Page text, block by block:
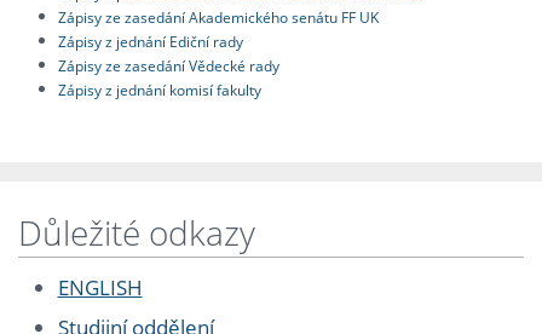
Zápisy ze zasedání Akademického senátu FF UK
Zápisy z jednání Ediční rady
Zápisy ze zasedání Vědecké rady
Zápisy z jednání komisí fakulty
Důležité odkazy
ENGLISH
Studijní oddělení